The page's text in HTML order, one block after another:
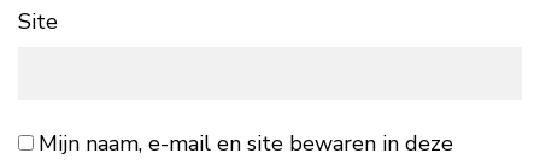
Site
Mijn naam, e-mail en site bewaren in deze